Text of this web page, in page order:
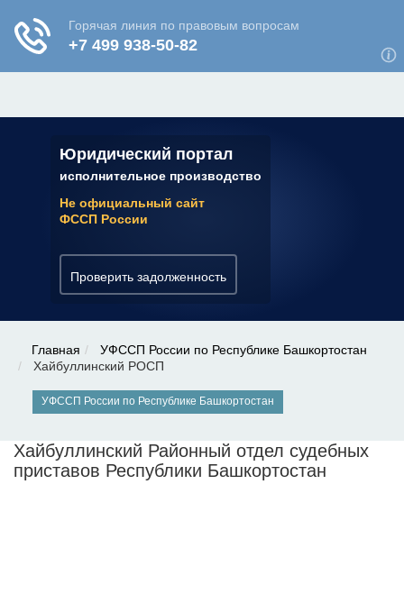
Юридический портал
исполнительное производство
Не официальный сайт
ФССП России
Проверить задолженность
✆ 7 (800) 350-22-64
Главная
УФССП России по Республике Башкортостан
Хайбуллинский РОСП
УФССП России по Республике Башкортостан
Хайбуллинский Районный отдел судебных
приставов Республики Башкортостан